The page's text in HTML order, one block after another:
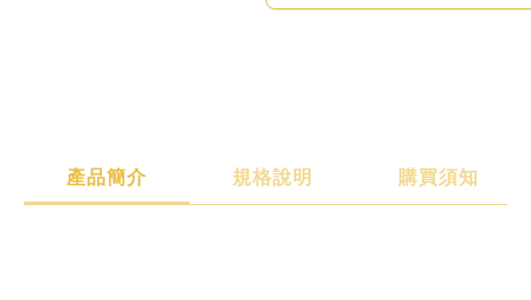
產品簡介 規格說明 購買須知